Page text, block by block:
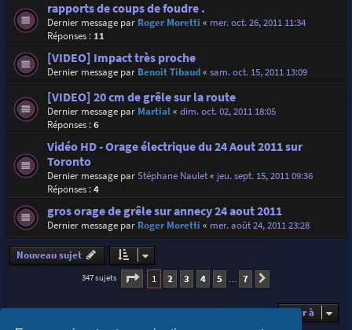
rapports de coups de foudre .
Dernier message par Roger Moretti « mer. oct. 26, 2011 11:34
Réponses : 11
[VIDEO] Impact très proche
Dernier message par Benoit Tibaud« sam. oct. 15, 2011 13:09
[VIDEO] 20 cm de grêle sur la route
Dernier message par Martial« dim. oct. 02, 2011 18:05
Réponses :6
Vidéo HD - Orage électrique du 24 Aout 2011 sur
Toronto
Dernier message parStéphane Naulet« jeu. sept. 15, 2011 09:36
Réponses :4
gros orage de grêle sur annecy 24 aout 2011
Dernier message par Roger Moretti « mer. août 24, 2011 23:28
Nouveau sujet
347 sujets Page 1sur
1 2 3 4 5 … 7
Aller à